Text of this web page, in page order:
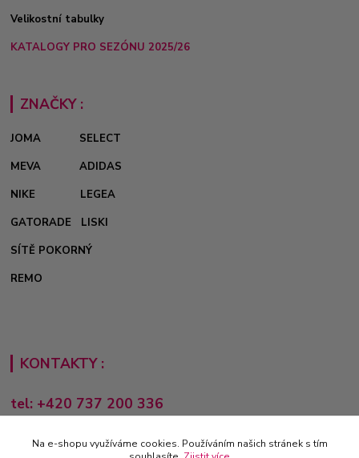
Velikostní tabulky
KATALOGY PRO SEZÓNU 2025/26
ZNAČKY :
JOMA
SELECT
MEVA
ADIDAS
NIKE
LEGEA
GATORADE
LISKI
SÍTĚ POKORNÝ
REMO
KONTAKTY :
tel: +420 737 200 336
Pondělí-Pátek: 8 - 17 hodin
obchod@e-sporting.cz
Na e-shopu využíváme cookies. Používáním našich stránek s tím